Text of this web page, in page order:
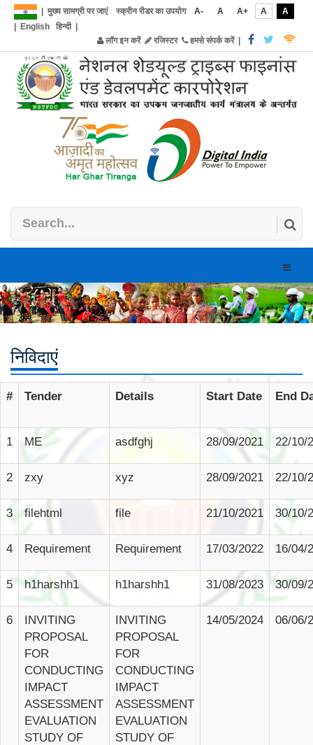
मुख्य सामग्री पर जाएं स्क्रीन रीडर का उपयोग A- A A+ A
A
English हिन्दी|
लॉग इन करें
रजिस्टर हमसे संपर्क करें|
Toggle
निविदाएं
# Tender Details Start Date End
1 ME asdfghj 28/09/2021 22/10/
2 zxy xyz 28/09/2021 22/10/
3 filehtml file 21/10/2021 30/10/
4 Requirement Requirement 17/03/2022 16/04/
5 h1harshh1 h1harshh1 31/08/2023 30/09/
6
INVITING
PROPOSAL
FOR
CONDUCTING
IMPACT
ASSESSMENT
EVALUATION
STUDY OF
INVITING
PROPOSAL
FOR
CONDUCTING
IMPACT
ASSESSMENT
EVALUATION
STUDY OF
14/05/2024 06/06/